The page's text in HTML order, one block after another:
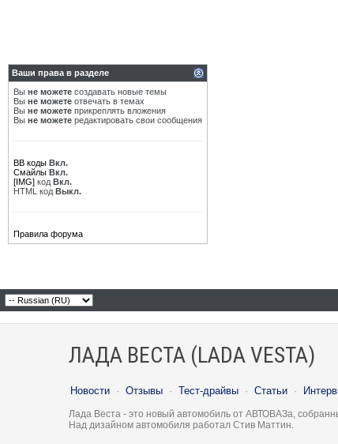
Ваши права в разделе
Вы не можете создавать новые темы
Вы не можете отвечать в темах
Вы не можете прикреплять вложения
Вы не можете редактировать свои сообщения
BB коды Вкл.
Смайлы Вкл.
[IMG] код Вкл.
HTML код Выкл.
Правила форума
ЛАДА ВЕСТА (LADA VESTA)
Новости · Отзывы · Тест-драйвы · Статьи ·
Лада Веста - это новый автомобиль от АВТОВАЗа,
Над дизайном автомобиля работал Стив Маттин.